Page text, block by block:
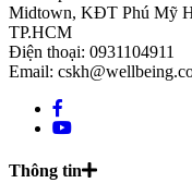
Midtown, KĐT Phú Mỹ
TP.HCM
Điện thoại: 0931104911
Email:
Thông tin